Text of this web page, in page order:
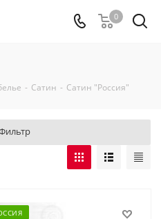
0
- Сатин - Сатин "Россия"